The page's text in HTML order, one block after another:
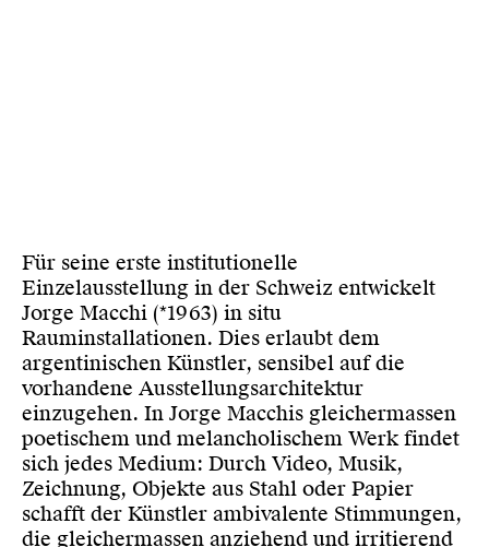
Für seine erste institutionelle
Einzelausstellung in der Schweiz entwickelt
Jorge Macchi (*1963) in situ
Rauminstallationen. Dies erlaubt dem
argentinischen Künstler, sensibel auf die
vorhandene Ausstellungsarchitektur
einzugehen. In Jorge Macchis gleichermassen
poetischem und melancholischem Werk findet
sich jedes Medium: Durch Video, Musik,
Zeichnung, Objekte aus Stahl oder Papier
schafft der Künstler ambivalente Stimmungen,
die gleichermassen anziehend und irritierend